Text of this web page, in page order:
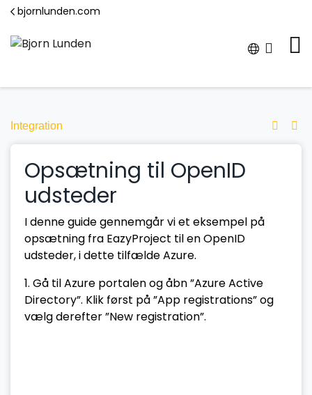
bjornlunden.com
Integration
Opsætning til OpenID
udsteder
I denne guide gennemgår vi et eksempel på
opsætning fra EazyProject til en OpenID
udsteder, i dette tilfælde Azure.
1. Gå til Azure portalen og åbn ”Azure Active
Directory”. Klik først på ”App registrations” og
vælg derefter ”New registration”.